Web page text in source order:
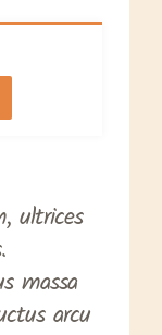
ultrices
massa
arcu